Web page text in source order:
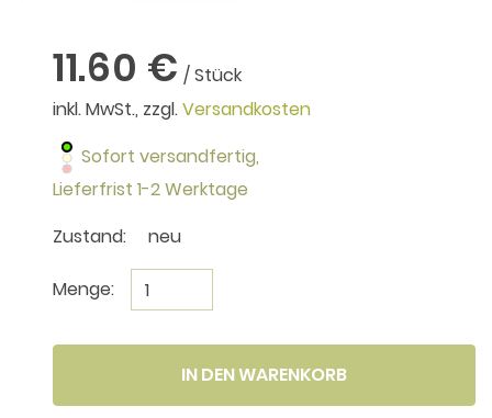
11.60 € / Stück
inkl. MwSt., zzgl.Versandkosten
Sofort versandfertig,
Lieferfrist 1-2 Werktage
Zustand:
neu
Menge:
IN DEN WARENKORB